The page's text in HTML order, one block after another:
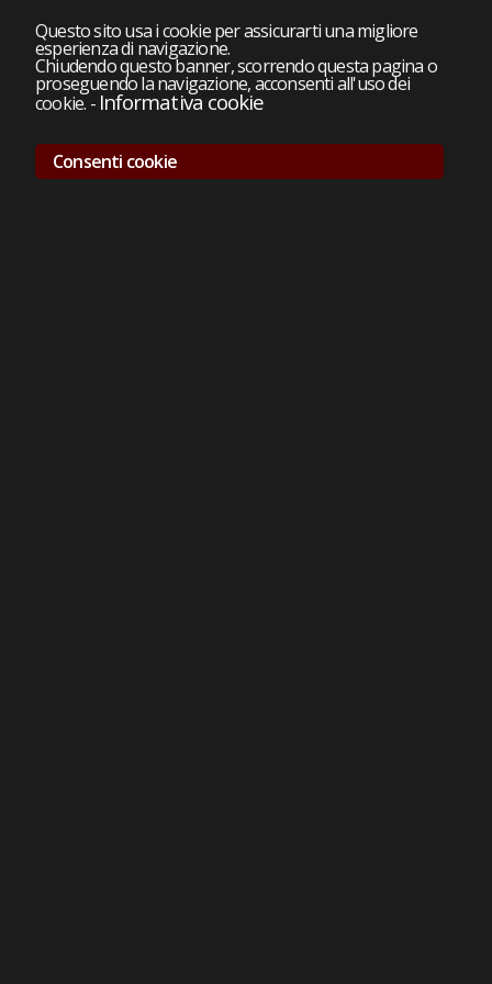
Questo sito usa i cookie per assicurarti una migliore
esperienza di navigazione.
Chiudendo questo banner, scorrendo questa pagina o
proseguendo la navigazione, acconsenti all'uso dei
cookie. - Informativa cookie
Consenti cookie